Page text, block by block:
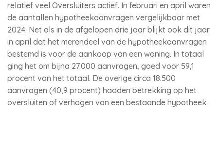
relatief veel Oversluiters actief. In februari en april waren
de aantallen hypotheekaanvragen vergelijkbaar met
2024. Net als in de afgelopen drie jaar blijkt ook dit jaar
in april dat het merendeel van de hypotheekaanvragen
bestemd is voor de aankoop van een woning. In totaal
ging het om bijna 27.000 aanvragen, goed voor 59,1
procent van het totaal. De overige circa 18.500
aanvragen (40,9 procent) hadden betrekking op het
oversluiten of verhogen van een bestaande hypotheek.